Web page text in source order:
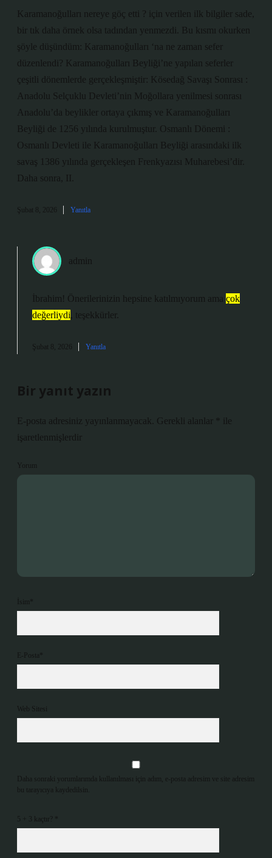
Karamanoğulları nereye göç etti ? için verilen ilk bilgiler sade,
bir tık daha örnek olsa tadından yenmezdi. Bu kısmı okurken
şöyle düşündüm: Karamanoğulları ‘na ne zaman sefer
düzenlendi? Karamanoğulları Beyliği’ne yapılan seferler
çeşitli dönemlerde gerçekleşmiştir: Kösedağ Savaşı Sonrası :
Anadolu Selçuklu Devleti’nin Moğollara yenilmesi sonrası
Anadolu’da beylikler ortaya çıkmış ve Karamanoğulları
Beyliği de 1256 yılında kurulmuştur. Osmanlı Dönemi :
Osmanlı Devleti ile Karamanoğulları Beyliği arasındaki ilk
savaş 1386 yılında gerçekleşen Frenkyazısı Muharebesi’dir.
Daha sonra, II.
Şubat 8, 2026 Yanıtla
admin
İbrahim! Önerilerinizin hepsine katılmıyorum ama çok
değerliydi , teşekkürler.
Şubat 8, 2026 Yanıtla
Bir yanıt yazın
E-posta adresiniz yayınlanmayacak. Gerekli alanlar
ile
işaretlenmişlerdir
Yorum
İsim*
E-Posta*
Web Sitesi
Daha sonraki yorumlarımda kullanılması için adım, e-posta adresim ve site adresim
bu tarayıcıya kaydedilsin.
5 + 3 kaçtır?